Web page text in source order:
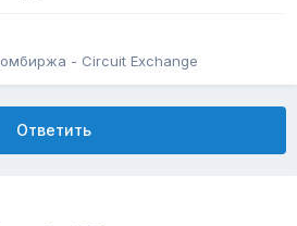
- Circuit Exchange
Ответить